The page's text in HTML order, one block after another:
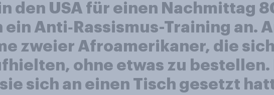
den USA für einen Nachmittag
Anti‑Rassismus-Training an.
zweier Afroamerikaner, die
ohne etwas zu
sich an einen Tisch gesetzt